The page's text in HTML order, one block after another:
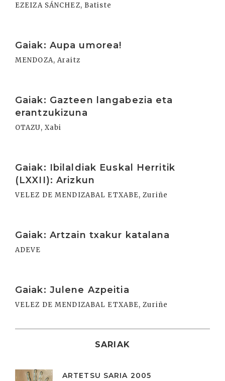
EZEIZA SÁNCHEZ, Batiste
Gaiak: Aupa umorea!
MENDOZA, Araitz
Gaiak: Gazteen langabezia eta
erantzukizuna
OTAZU, Xabi
Gaiak: Ibilaldiak Euskal Herritik
(LXXII): Arizkun
VELEZ DE MENDIZABAL ETXABE, Zuriñe
Gaiak: Artzain txakur katalana
ADEVE
Gaiak: Julene Azpeitia
VELEZ DE MENDIZABAL ETXABE, Zuriñe
SARIAK
ARTETSU SARIA 2005